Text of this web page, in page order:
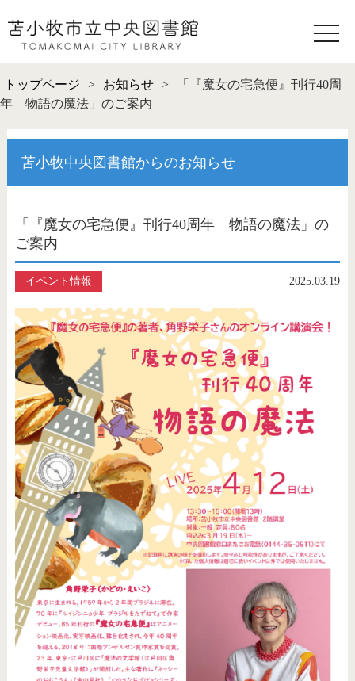
toggle
トップページ > お知らせ >
「『魔女の宅急便』刊行40周
年 物語の魔法」のご案内
苫小牧中央図書館からのお知らせ
「『魔女の宅急便』刊行40周年 物語の魔法」の
ご案内
イベント情報 2025.03.19